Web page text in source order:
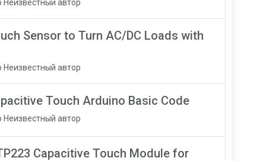
Неизвестный автор
Sensor to Turn AC/DC Loads with
Неизвестный автор
Touch Arduino Basic Code
Неизвестный автор
Capacitive Touch Module for